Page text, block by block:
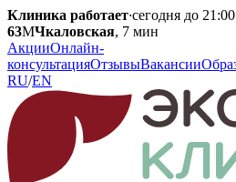
Клиника работает·сегодня до 21:00
63МЧкаловская, 7 мин
АкцииОнлайн-
консультацияОтзывыВакансии
RU/EN